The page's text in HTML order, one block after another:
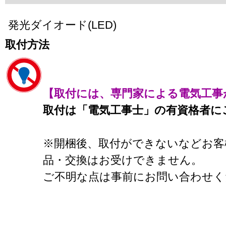
発光ダイオード(LED)
取付方法
【取付には、専門家による電気工
取付は「電気工事士」の有資格者
※開梱後、取付ができないなどお
品・交換はお受けできません。
ご不明な点は事前にお問い合わせ